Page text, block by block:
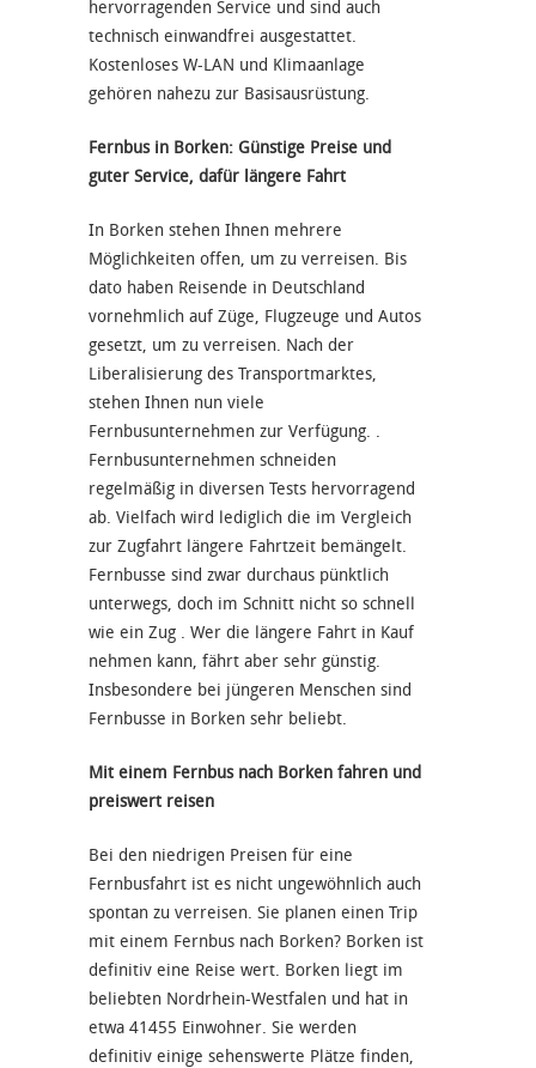
hervorragenden Service und sind auch
technisch einwandfrei ausgestattet.
Kostenloses W-LAN und Klimaanlage
gehören nahezu zur Basisausrüstung.
Fernbus in Borken: Günstige Preise und
guter Service, dafür längere Fahrt
In Borken stehen Ihnen mehrere
Möglichkeiten offen, um zu verreisen. Bis
dato haben Reisende in Deutschland
vornehmlich auf Züge, Flugzeuge und Autos
gesetzt, um zu verreisen. Nach der
Liberalisierung des Transportmarktes,
stehen Ihnen nun viele
Fernbusunternehmen zur Verfügung. .
Fernbusunternehmen schneiden
regelmäßig in diversen Tests hervorragend
ab. Vielfach wird lediglich die im Vergleich
zur Zugfahrt längere Fahrtzeit bemängelt.
Fernbusse sind zwar durchaus pünktlich
unterwegs, doch im Schnitt nicht so schnell
wie ein Zug . Wer die längere Fahrt in Kauf
nehmen kann, fährt aber sehr günstig.
Insbesondere bei jüngeren Menschen sind
Fernbusse in Borken sehr beliebt.
Mit einem Fernbus nach Borken fahren und
preiswert reisen
Bei den niedrigen Preisen für eine
Fernbusfahrt ist es nicht ungewöhnlich auch
spontan zu verreisen. Sie planen einen Trip
mit einem Fernbus nach Borken? Borken ist
definitiv eine Reise wert. Borken liegt im
beliebten Nordrhein-Westfalen und hat in
etwa 41455 Einwohner. Sie werden
definitiv einige sehenswerte Plätze finden,